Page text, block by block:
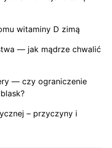
witaminy D zimą
— jak mądrze chwalić
— czy ograniczenie
– przyczyny i